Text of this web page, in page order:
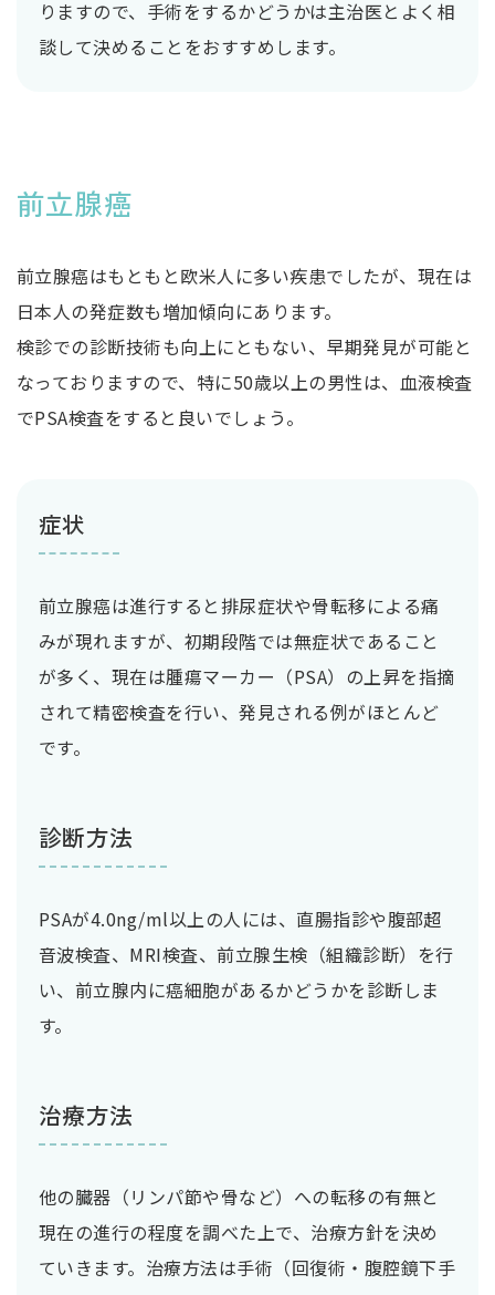
りますので、手術をするかどうかは主治医とよく相
談して決めることをおすすめします。
前立腺癌
前立腺癌はもともと欧米人に多い疾患でしたが、現在は
日本人の発症数も増加傾向にあります。
検診での診断技術も向上にともない、早期発見が可能と
なっておりますので、特に50歳以上の男性は、血液検査
でPSA検査をすると良いでしょう。
症状
前立腺癌は進行すると排尿症状や骨転移による痛
みが現れますが、初期段階では無症状であること
が多く、現在は腫瘍マーカー（PSA）の上昇を指摘
されて精密検査を行い、発見される例がほとんど
です。
診断方法
PSAが4.0ng/ml以上の人には、直腸指診や腹部超
音波検査、MRI検査、前立腺生検（組織診断）を行
い、前立腺内に癌細胞があるかどうかを診断しま
す。
治療方法
他の臓器（リンパ節や骨など）への転移の有無と
現在の進行の程度を調べた上で、治療方針を決め
ていきます。治療方法は手術（回復術・腹腔鏡下手